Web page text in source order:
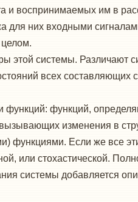
и воспринимаемых им в
них входными
этой системы. Различают
всех составляющих
функций: функций,
изменения в
функциями. Если же все
или стохастической.
системы добавляется